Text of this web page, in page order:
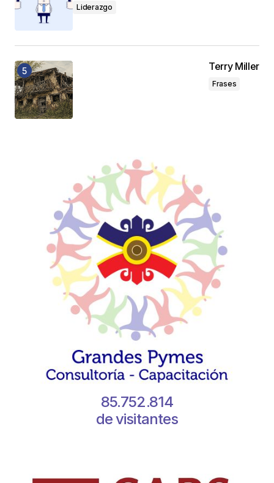
Liderazgo
Terry Miller
Frases
85.752.814
de visitantes